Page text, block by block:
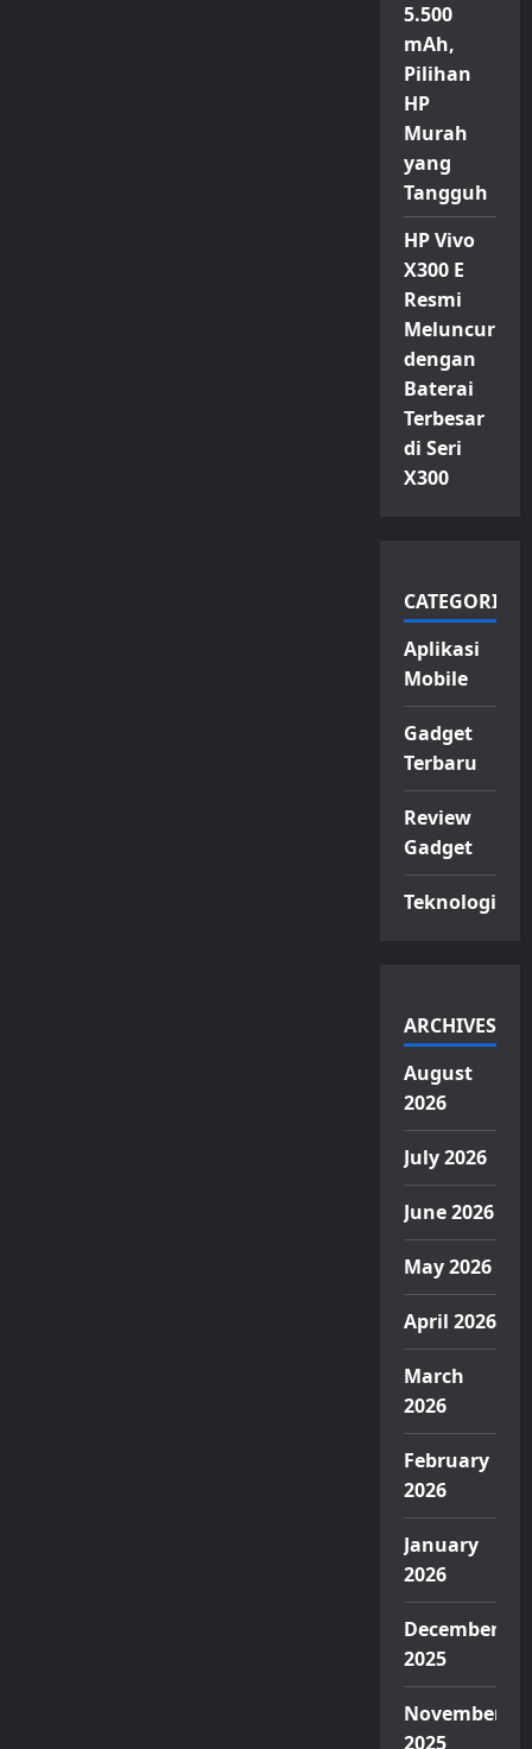
5.500
mAh,
Pilihan
HP
Murah
yang
Tangguh
HP Vivo
X300 E
Resmi
Meluncur
dengan
Baterai
Terbesar
di Seri
X300
CATEGORIES
Aplikasi
Mobile
Gadget
Terbaru
Review
Gadget
Teknologi
ARCHIVES
August
2026
July 2026
June 2026
May 2026
April 2026
March
2026
February
2026
January
2026
December
2025
November
2025